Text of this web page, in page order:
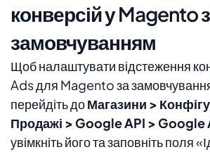
конверсій у Magento
замовчуванням
Щоб налаштувати відстеження
Ads для Magento за
перейдіть доМагазини >
Продажі > Google API > Google
увімкніть його та заповніть поля